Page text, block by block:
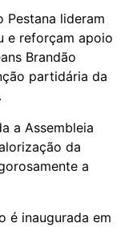
Pestana lideram
e reforçam apoio
Brandão
partidária da
a Assembleia
da
a
é inaugurada em